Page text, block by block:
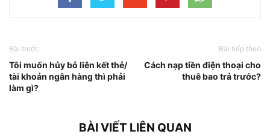
Bài trước
Tôi muốn hủy bỏ liên kết thẻ/
tài khoản ngân hàng thì phải
làm gì?
Bài tiếp theo
Cách nạp tiền điện thoại cho
thuê bao trả trước?
BÀI VIẾT LIÊN QUAN